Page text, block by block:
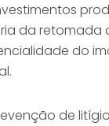
da retomada
do
de